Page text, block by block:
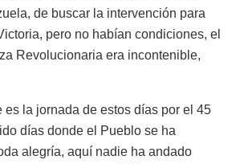
de buscar la intervención para
pero no habían condiciones, el
Revolucionaria era incontenible,
es la jornada de estos días por el 45
días donde el Pueblo se ha
alegría, aquí nadie ha andado